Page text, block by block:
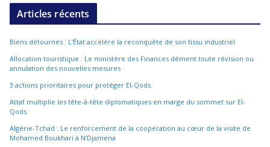
Articles récents
Biens détournés : L’État accélère la reconquête de son tissu industriel
Allocation touristique : Le ministère des Finances dément toute révision ou
annulation des nouvelles mesures
3 actions prioritaires pour protéger El-Qods
Attaf multiplie les tête-à-tête diplomatiques en marge du sommet sur El-
Qods
Algérie-Tchad : Le renforcement de la coopération au cœur de la visite de
Mohamed Boukhari à N’Djamena